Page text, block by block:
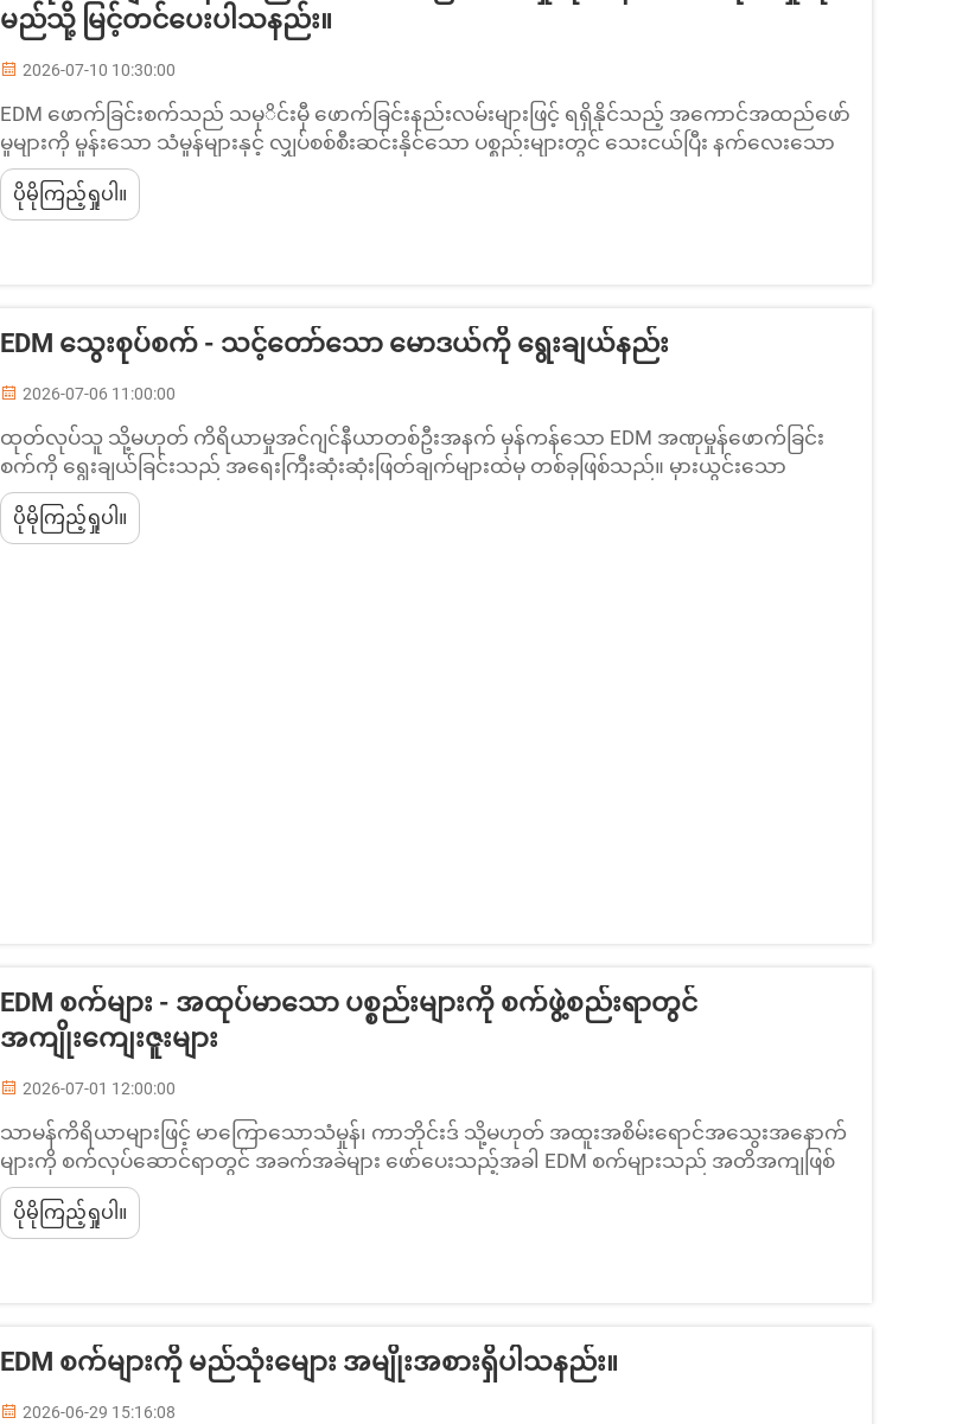
မည်သို့ မြင့်တင်ပေးပါသနည်း။
2026-07-10 10:30:00
EDM ဖောက်ခြင်းစက်သည် သမုိင်းမှီ ဖောက်ခြင်းနည်းလမ်းများဖြင့် ရရှိနိုင်သည့် အကောင်အထည်ဖော်
မှုများကို မှုန်းသော သံမှုန်များနှင့် လျှပ်စစ်စီးဆင်းနိုင်သော ပစ္စည်းများတွင် သေးငယ်ပြီး နက်လေးသော
အပေါက်များကို ဖောက်လုပ်ရန် အသုံးပြုသည့် တိကျမှုရှိသော ကိရိယာဖြစ်သည်။ စက်မှုလုပ်ငန်းများ
တွင် ပိုမိုတင်းကြပ်သော အတိုင်းအတာများနှင့် ပိုမိုမြန်ဆန်သော စက်ဝိုင်းအချိန်များအတွက် လိုအပ်ချက်
များ တိုးပါလာသည့်အတွက် ထုတ်လုပ်သူများသည်...
ပိုမိုကြည့်ရှုပါ။
EDM သွေးစုပ်စက် - သင့်တော်သော မောဒယ်ကို ရွေးချယ်နည်း
2026-07-06 11:00:00
ထုတ်လုပ်သူ သို့မဟုတ် ကိရိယာမှုအင်ဂျင်နီယာတစ်ဦးအနက် မှန်ကန်သော EDM အဏုမှုန်ဖောက်ခြင်း
စက်ကို ရွေးချယ်ခြင်းသည် အရေးကြီးဆုံးဆုံးဖြတ်ချက်များထဲမှ တစ်ခုဖြစ်သည်။ မှားယွင်းသော
ရွေးချယ်မှုသည် အဏုမှုန်မှုန်ဖောက်ခြင်းအရည်အသွေးနိမ့်ပါးခြင်း၊ စက်လုပ်ဆောင်မှုအချိန်များ နှေး
ကွေးခြင်းနှင့် လုပ်ငန်းလုပ်ဆောင်မှုစရိတ်များ မြင့်မားလာခြင်းတို့ကို ဖော်ပေးပါသည်။ မှန်ကန်သော EDM
အဏုမှုန်ဖောက်ခြင်းစက်...
ပိုမိုကြည့်ရှုပါ။
EDM စက်များ - အထုပ်မာသော ပစ္စည်းများကို စက်ဖွဲ့စည်းရာတွင်
အကျိုးကျေးဇူးများ
2026-07-01 12:00:00
သာမန်ကိရိယာများဖြင့် မာကြောသောသံမှုန်၊ ကာဘိုင်းဒ် သို့မဟုတ် အထူးအစိမ်းရောင်အသွေးအနောက်
များကို စက်လုပ်ဆောင်ရာတွင် အခက်အခဲများ ဖော်ပေးသည့်အခါ EDM စက်များသည် အတိအကျဖြစ်
သော ဖြေရှင်းနည်းအဖြစ် ဝင်ရောက်လာပါသည်။ EDM စက်များသည် ပစ္စည်းများကို အလွန်တိကျစွာ
ဖျက်ဆီးရန် ထိန်းချုပ်ထားသော လျှပ်စစ်ပေါက်ကွဲမှုများကို အသုံးပြုပြီး ယန္တရားမှုန်ဖောက်ခြင်း၏
ကြောင်းကြောင်းများကို ကျော်လွှားပါသည်။
ပိုမိုကြည့်ရှုပါ။
EDM စက်များကို မည်သုံးမျေား အမျိုးအစားရှိပါသနည်း။
2026-06-29 15:16:08